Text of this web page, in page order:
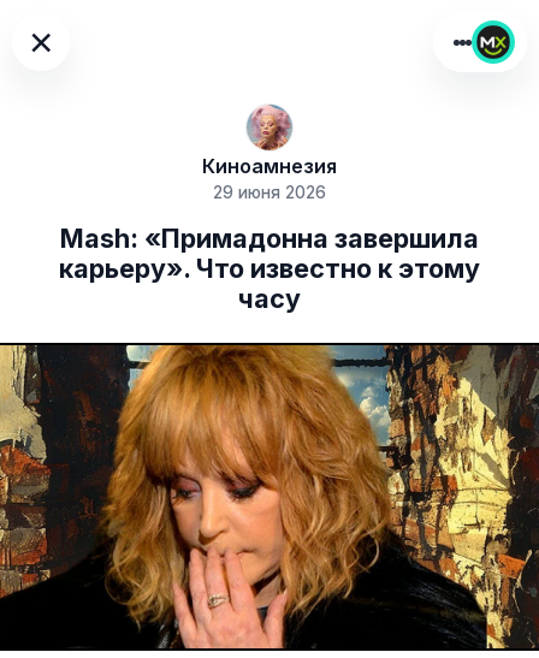
×
Киноамнезия
29 июня 2026
Mash: «Примадонна завершила
карьеру». Что известно к этому
часу